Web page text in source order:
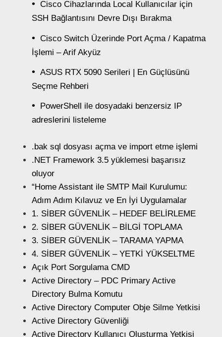
Cisco Cihazlarında Local Kullanıcılar için
SSH Bağlantısını Devre Dışı Bırakma
Cisco Switch Üzerinde Port Açma / Kapatma
İşlemi – Arif Akyüz
ASUS RTX 5090 Serileri | En Güçlüsünü
Seçme Rehberi
PowerShell ile dosyadaki benzersiz IP
adreslerini listeleme
.bak sql dosyası açma ve import etme işlemi
.NET Framework 3.5 yüklemesi başarısız
oluyor
“Home Assistant ile SMTP Mail Kurulumu:
Adım Adım Kılavuz ve En İyi Uygulamalar
1. SİBER GÜVENLİK – HEDEF BELİRLEME
2. SİBER GÜVENLİK – BİLGİ TOPLAMA
3. SİBER GÜVENLİK – TARAMA YAPMA
4. SİBER GÜVENLİK – YETKİ YÜKSELTME
Açık Port Sorgulama CMD
Active Directory – PDC Primary Active
Directory Bulma Komutu
Active Directory Computer Obje Silme Yetkisi
Active Directory Güvenliği
Active Directory Kullanıcı Oluşturma Yetkisi